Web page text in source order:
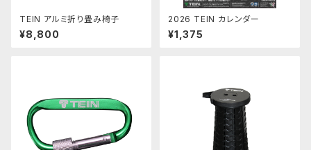
TEIN アルミ折り畳み椅子
¥8,800
2026 TEIN カレンダー
¥1,375